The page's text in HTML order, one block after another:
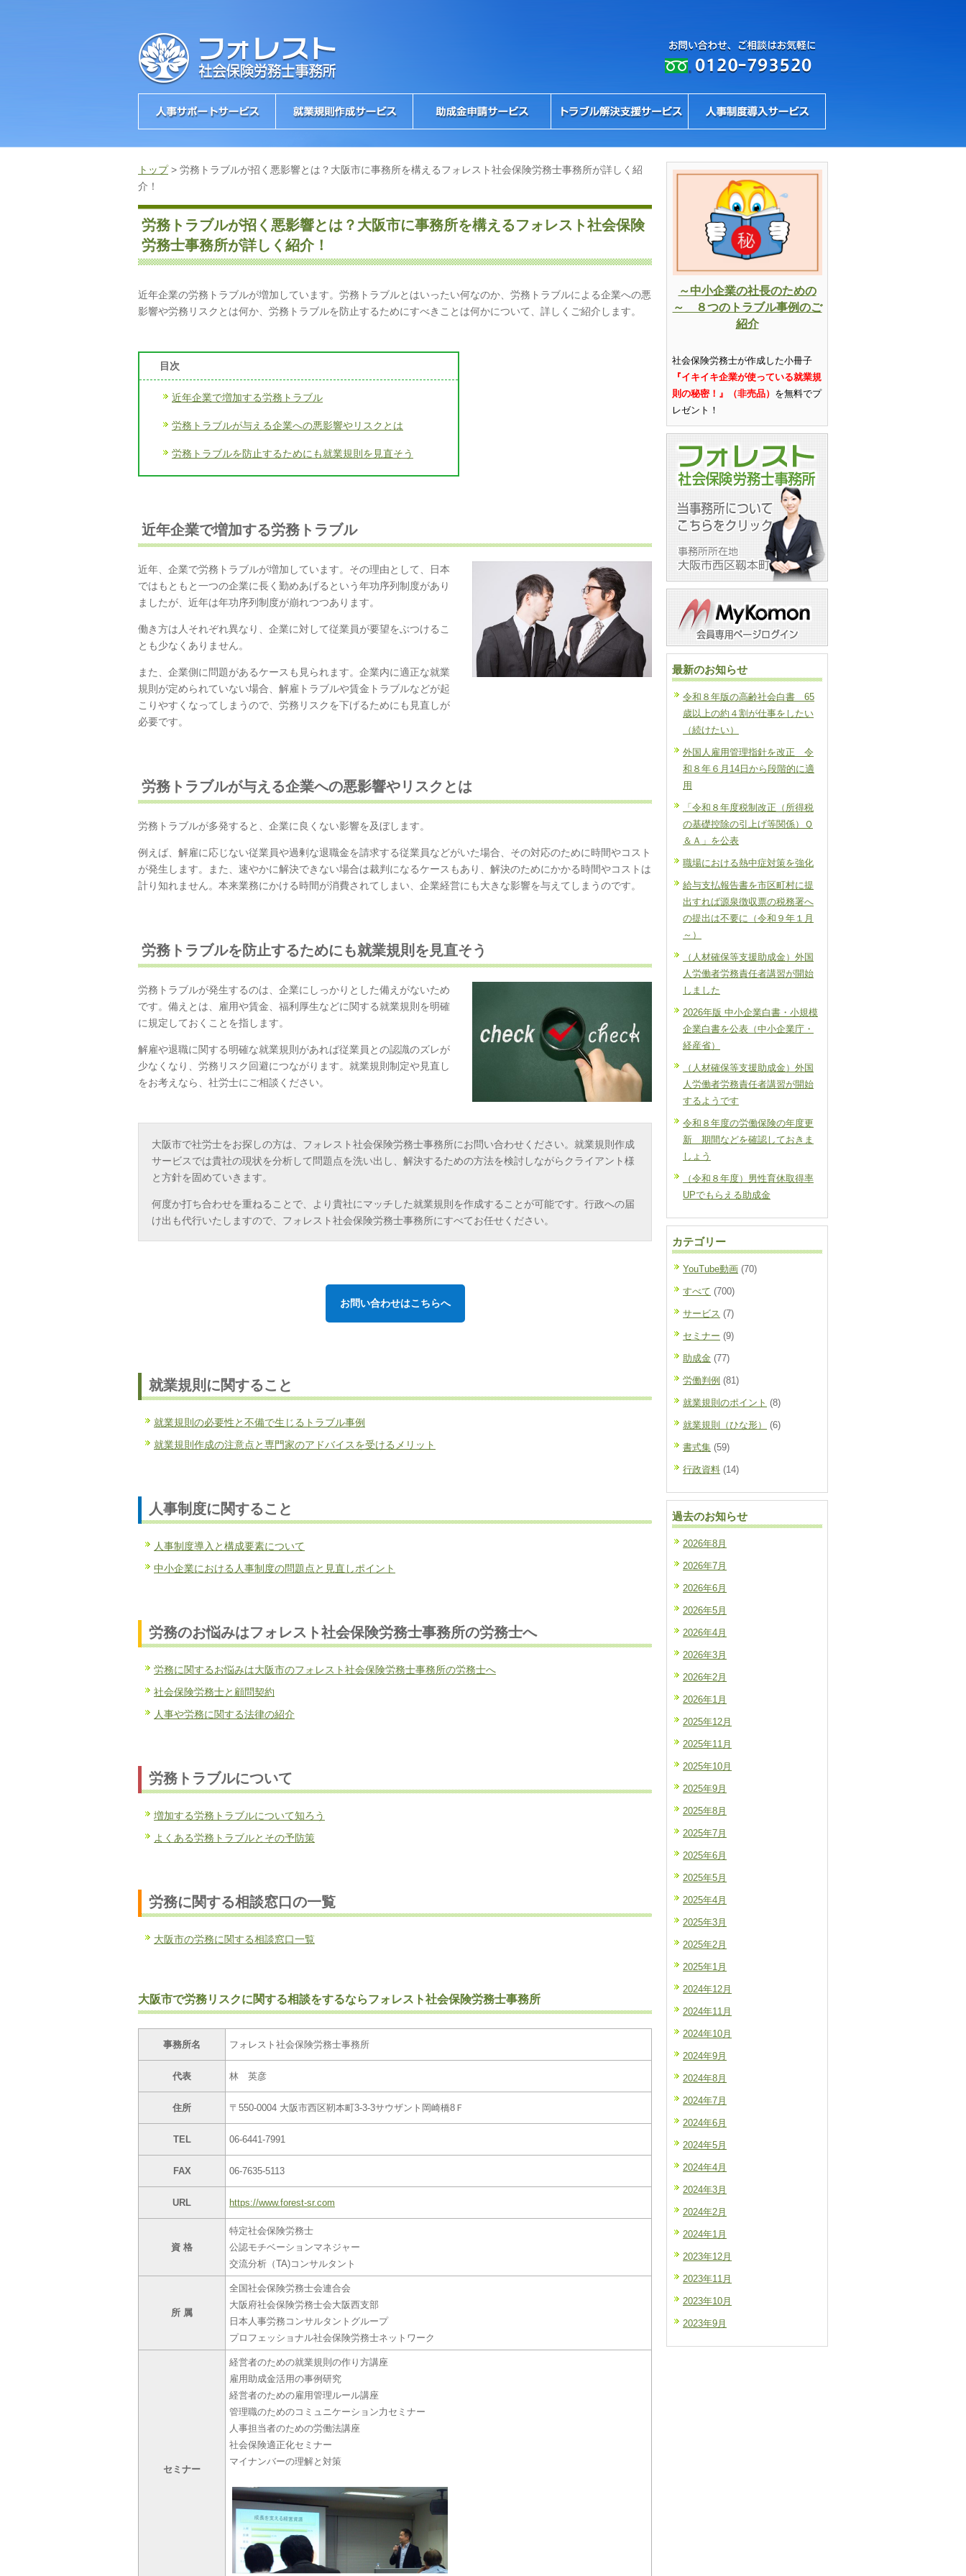
トップ> 労務トラブルが招く悪影響とは？大阪市に事務所を構えるフォレスト社会保険労務士事務所が詳しく紹
介！
労務トラブルが招く悪影響とは？大阪市に事務所を構えるフォレスト社会保険
労務士事務所が詳しく紹介！
近年企業の労務トラブルが増加しています。労務トラブルとはいったい何なのか、労務トラブルによる企業への悪
影響や労務リスクとは何か、労務トラブルを防止するためにすべきことは何かについて、詳しくご紹介します。
目次
近年企業で増加する労務トラブル
労務トラブルが与える企業への悪影響やリスクとは
労務トラブルを防止するためにも就業規則を見直そう
近年企業で増加する労務トラブル
近年、企業で労務トラブルが増加しています。その理由として、日本
ではもともと一つの企業に長く勤めあげるという年功序列制度があり
ましたが、近年は年功序列制度が崩れつつあります。
働き方は人それぞれ異なり、企業に対して従業員が要望をぶつけるこ
とも少なくありません。
また、企業側に問題があるケースも見られます。企業内に適正な就業
規則が定められていない場合、解雇トラブルや賃金トラブルなどが起
こりやすくなってしまうので、労務リスクを下げるためにも見直しが
必要です。
労務トラブルが与える企業への悪影響やリスクとは
労務トラブルが多発すると、企業に良くない影響を及ぼします。
例えば、解雇に応じない従業員や過剰な退職金を請求する従業員などがいた場合、その対応のために時間やコスト
が発生します。また、速やかに解決できない場合は裁判になるケースもあり、解決のためにかかる時間やコストは
計り知れません。本来業務にかける時間が消費されてしまい、企業経営にも大きな影響を与えてしまうのです。
労務トラブルを防止するためにも就業規則を見直そう
労務トラブルが発生するのは、企業にしっかりとした備えがないため
です。備えとは、雇用や賃金、福利厚生などに関する就業規則を明確
に規定しておくことを指します。
解雇や退職に関する明確な就業規則があれば従業員との認識のズレが
少なくなり、労務リスク回避につながります。就業規則制定や見直し
をお考えなら、社労士にご相談ください。
大阪市で社労士をお探しの方は、フォレスト社会保険労務士事務所にお問い合わせください。就業規則作成
サービスでは貴社の現状を分析して問題点を洗い出し、解決するための方法を検討しながらクライアント様
と方針を固めていきます。
何度か打ち合わせを重ねることで、より貴社にマッチした就業規則を作成することが可能です。行政への届
け出も代行いたしますので、フォレスト社会保険労務士事務所にすべてお任せください。
お問い合わせはこちらへ
就業規則に関すること
就業規則の必要性と不備で生じるトラブル事例
就業規則作成の注意点と専門家のアドバイスを受けるメリット
人事制度に関すること
人事制度導入と構成要素について
中小企業における人事制度の問題点と見直しポイント
労務のお悩みはフォレスト社会保険労務士事務所の労務士へ
労務に関するお悩みは大阪市のフォレスト社会保険労務士事務所の労務士へ
社会保険労務士と顧問契約
人事や労務に関する法律の紹介
労務トラブルについて
増加する労務トラブルについて知ろう
よくある労務トラブルとその予防策
労務に関する相談窓口の一覧
大阪市の労務に関する相談窓口一覧
大阪市で労務リスクに関する相談をするならフォレスト社会保険労務士事務所
事務所名 フォレスト社会保険労務士事務所
代表 林 英彦
住所 〒550-0004 大阪市西区靭本町3-3-3サウザント岡崎橋8Ｆ
TEL 06-6441-7991
FAX 06-7635-5113
URL https://www.forest-sr.com
資 格
特定社会保険労務士
公認モチベーションマネジャー
交流分析（TA)コンサルタント
所 属
全国社会保険労務士会連合会
大阪府社会保険労務士会大阪西支部
日本人事労務コンサルタントグループ
プロフェッショナル社会保険労務士ネットワーク
セミナー
経営者のための就業規則の作り方講座
雇用助成金活用の事例研究
経営者のための雇用管理ルール講座
管理職のためのコミュニケーション力セミナー
人事担当者のための労働法講座
社会保険適正化セミナー
マイナンバーの理解と対策
～中小企業の社長のための
～ ８つのトラブル事例のご
紹介
社会保険労務士が作成した小冊子
『イキイキ企業が使っている就業規
則の秘密！』（非売品） を無料でプ
レゼント ！
最新のお知らせ
令和８年版の高齢社会白書 65
歳以上の約４割が仕事をしたい
（続けたい）
外国人雇用管理指針を改正 令
和８年６月14日から段階的に適
用
「令和８年度税制改正（所得税
の基礎控除の引上げ等関係）Ｑ
＆Ａ」を公表
職場における熱中症対策を強化
給与支払報告書を市区町村に提
出すれば源泉徴収票の税務署へ
の提出は不要に（令和９年１月
～）
（人材確保等支援助成金）外国
人労働者労務責任者講習が開始
しました
2026年版 中小企業白書・小規模
企業白書を公表（中小企業庁・
経産省）
（人材確保等支援助成金）外国
人労働者労務責任者講習が開始
するようです
令和８年度の労働保険の年度更
新 期間などを確認しておきま
しょう
（令和８年度）男性育休取得率
UPでもらえる助成金
カテゴリー
YouTube動画 (70)
すべて (700)
サービス (7)
セミナー (9)
助成金 (77)
労働判例 (81)
就業規則のポイント (8)
就業規則（ひな形） (6)
書式集 (59)
行政資料 (14)
過去のお知らせ
2026年8月
2026年7月
2026年6月
2026年5月
2026年4月
2026年3月
2026年2月
2026年1月
2025年12月
2025年11月
2025年10月
2025年9月
2025年8月
2025年7月
2025年6月
2025年5月
2025年4月
2025年3月
2025年2月
2025年1月
2024年12月
2024年11月
2024年10月
2024年9月
2024年8月
2024年7月
2024年6月
2024年5月
2024年4月
2024年3月
2024年2月
2024年1月
2023年12月
2023年11月
2023年10月
2023年9月